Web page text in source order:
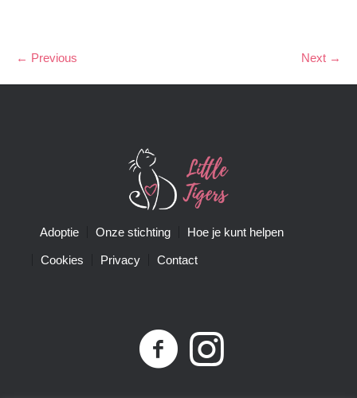
← Previous Next →
Adoptie Onze stichting Hoe je kunt helpen
Cookies Privacy Contact